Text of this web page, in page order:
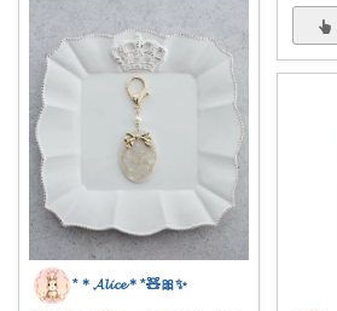
*＊𝓐𝓵𝓲𝓬𝓮＊*🧸🎀✨